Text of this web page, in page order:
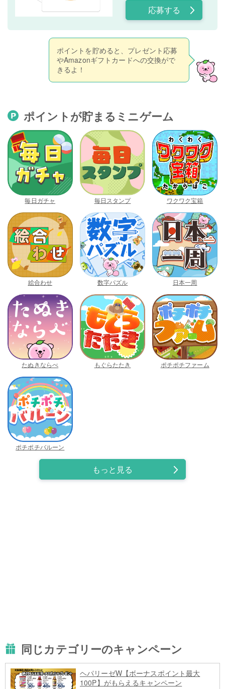
応募する
ポイントを貯めると、プレゼント応募
やAmazonギフトカードへの交換がで
きるよ！
ポイントが貯まるミニゲーム
毎日ガチャ 毎日スタンプ ワクワク宝箱
絵合わせ 数字パズル 日本一周
たぬきならべ もぐらたたき ポチポチファーム
ポチポチバルーン
もっと見る
同じカテゴリーのキャンペーン
ヘパリーゼW【ボーナスポイント最大
100P】がもらえるキャンペーン